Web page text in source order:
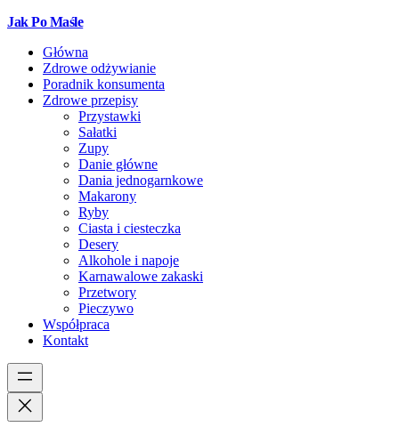
Jak Po Maśle
Główna
Zdrowe odżywianie
Poradnik konsumenta
Zdrowe przepisy
Przystawki
Sałatki
Zupy
Danie główne
Dania jednogarnkowe
Makarony
Ryby
Ciasta i ciesteczka
Desery
Alkohole i napoje
Karnawalowe zakaski
Przetwory
Pieczywo
Współpraca
Kontakt